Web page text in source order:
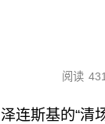
阅读
泽连斯基的“清